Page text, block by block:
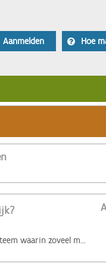
Aanmelden Hoe
‌De circulaire economie is een economisch systeem waarin zoveel mogelijk producten en grondstoffen hergebruikt of hoogwaardig gerecycleerd worden. Materialen zijn (volledig) recycleerbaar of afbreekbaar, spullen worden hersteld, hebben een hoge tweedehandswaarde, zijn ‘upgradebaar’, kunnen makkelijk gedemonteerd worden en omgevormd tot nieuwe producten ... Zo wordt maximaal vermeden dat spullen hun waarde verliezen. De circulaire economie biedt een alternatief voor het huidige lineaire systeem. Daarin worden grondstoffen omgezet in producten die aan het einde van hun leven massaal afval worden. De Ellen MacArthur Foundation maakte er een inzichtelijk filmpje over: